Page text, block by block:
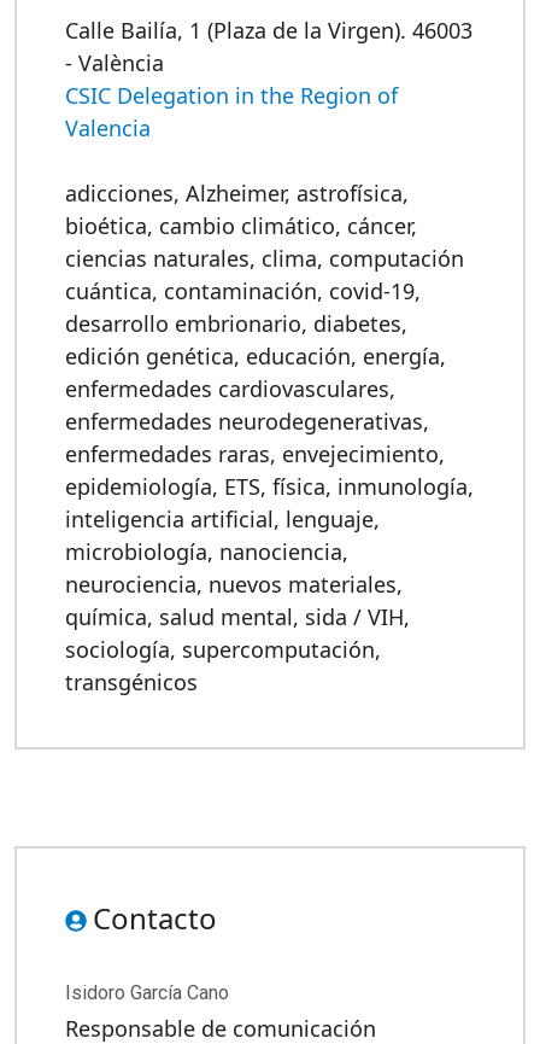
Calle Bailía, 1 (Plaza de la Virgen). 46003
- València
CSIC Delegation in the Region of
Valencia
adicciones, Alzheimer, astrofísica,
bioética, cambio climático, cáncer,
ciencias naturales, clima, computación
cuántica, contaminación, covid-19,
desarrollo embrionario, diabetes,
edición genética, educación, energía,
enfermedades cardiovasculares,
enfermedades neurodegenerativas,
enfermedades raras, envejecimiento,
epidemiología, ETS, física, inmunología,
inteligencia artificial, lenguaje,
microbiología, nanociencia,
neurociencia, nuevos materiales,
química, salud mental, sida / VIH,
sociología, supercomputación,
transgénicos
Contacto
Isidoro García Cano
Responsable de comunicación